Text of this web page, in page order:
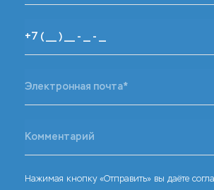
Нажимая кнопку «Отправить» вы даёте